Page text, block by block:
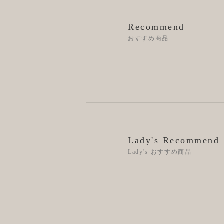
Recommend
おすすめ商品
Lady's Recommend
Lady's おすすめ商品